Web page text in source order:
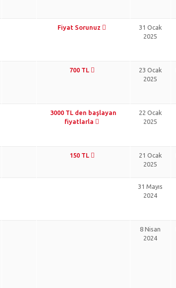
Fiyat Sorunuz
31 Ocak
2025
700 TL
23 Ocak
2025
3000 TL den başlayan
fiyatlarla
22 Ocak
2025
150 TL
21 Ocak
2025
31 Mayıs
2024
8 Nisan
2024